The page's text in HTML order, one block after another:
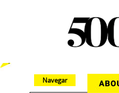
Navegar